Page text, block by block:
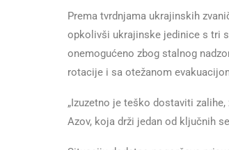
Prema tvrdnjama ukrajinskih
opkolivši ukrajinske jedinice s tri
onemogućeno zbog stalnog
rotacije i sa otežanom
„Izuzetno je teško dostaviti
Azov, koja drži jedan od ključnih